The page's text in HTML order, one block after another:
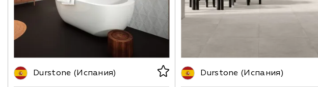
Durstone (Испания) Durstone (Испания)